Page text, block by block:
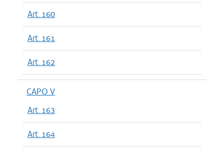
Art. 160
Art. 161
Art. 162
CAPO V
Art. 163
Art. 164